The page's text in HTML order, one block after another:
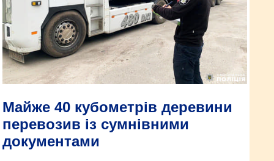
Майже 40 кубометрів деревини
перевозив із сумнівними
документами